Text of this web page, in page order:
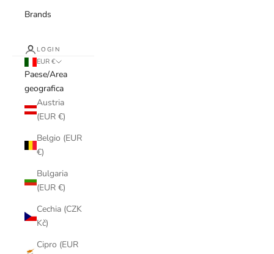
Brands
LOGIN
EUR €
Paese/Area
geografica
Austria
(EUR €)
Belgio (EUR
€)
Bulgaria
(EUR €)
Cechia (CZK
Kč)
Cipro (EUR